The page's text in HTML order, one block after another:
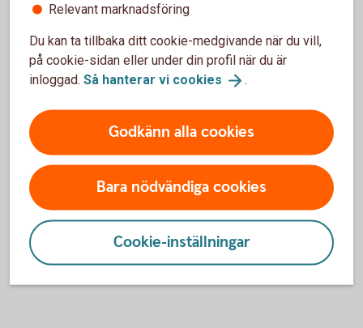
godkänna cookies för Funktioner, prestanda
och statistik.
Inställningar för cookies
Relevant marknadsföring
Du kan ta tillbaka ditt cookie-medgivande när du vill,
på cookie-sidan eller under din profil när du är
inloggad. Så hanterar vi cookies .
Godkänn alla cookies
Bara nödvändiga cookies
Cookie-inställningar